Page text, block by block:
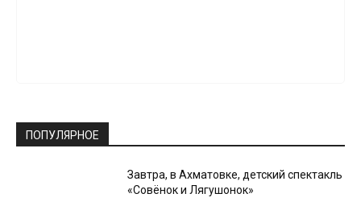
ПОПУЛЯРНОЕ
Завтра, в Ахматовке, детский спектакль
«Совёнок и Лягушонок»